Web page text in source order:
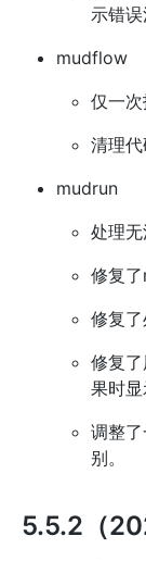
示错误
mudflow
仅一次
清理代
mudrun
处理
修复了
修复了
修复
果时
调整
别。
5.5.2（